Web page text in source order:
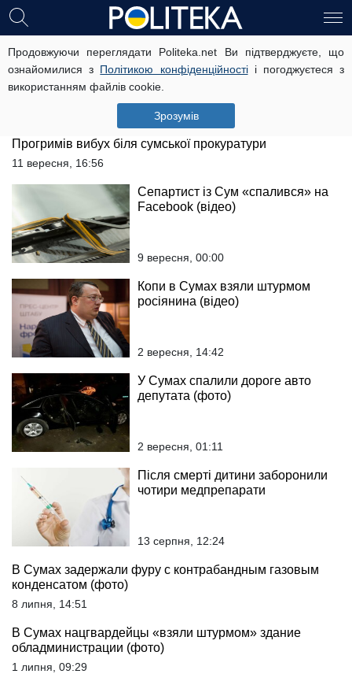
Продовжуючи переглядати Politeka.net Ви підтверджуєте, що
ознайомилися з Політикою конфіденційностіі погоджуєтеся з
використанням файлів cookie.
Зрозумів
У Сумах трагічно загинув
знаменитий футболіст
14 вересня, 15:31
Прогримів вибух біля сумської прокуратури
11 вересня, 16:56
Сепартист із Сум «спалився» на
Facebook (відео)
9 вересня, 00:00
Копи в Сумах взяли штурмом
росіянина (відео)
2 вересня, 14:42
У Сумах спалили дороге авто
депутата (фото)
2 вересня, 01:11
Після смерті дитини заборонили
чотири медпрепарати
13 серпня, 12:24
В Сумах задержали фуру с контрабандным газовым
конденсатом (фото)
8 липня, 14:51
В Сумах нацгвардейцы «взяли штурмом» здание
обладминистрации (фото)
1 липня, 09:29